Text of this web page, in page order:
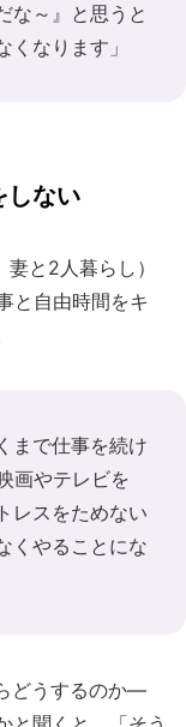
な～』と思うと
なります」
しない
と2人暮らし）
と自由時間をキ
まで仕事を続け
画やテレビを
レスをためない
くやることにな
どうするのか―